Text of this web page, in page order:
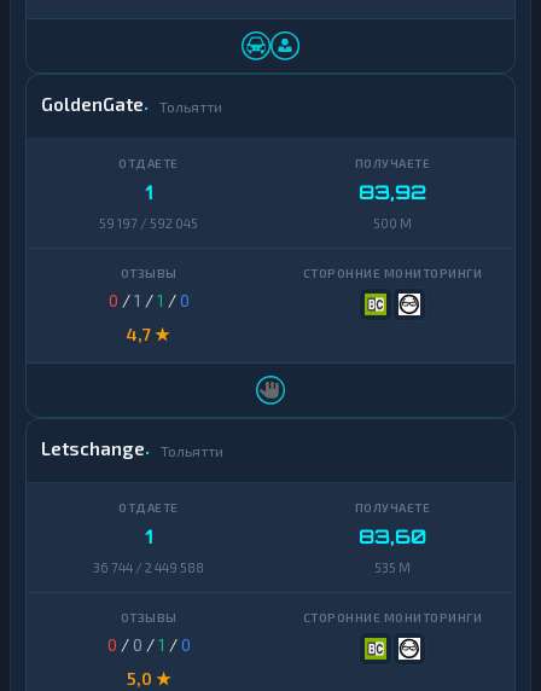
GoldenGate Тольятти
1
59 197 / 592 045
83,92
500 M
0 /1 /1 /0
4,7 ★
Letschange Тольятти
1
36 744 / 2 449 588
83,60
535 M
0 / 0 /1 /0
5,0 ★